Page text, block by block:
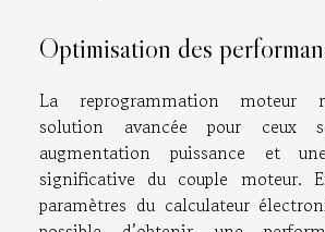
Optimisation des
La reprogrammation moteur
solution avancée pour ceux
augmentation puissance et
significative du couple moteur.
paramètres du calculateur